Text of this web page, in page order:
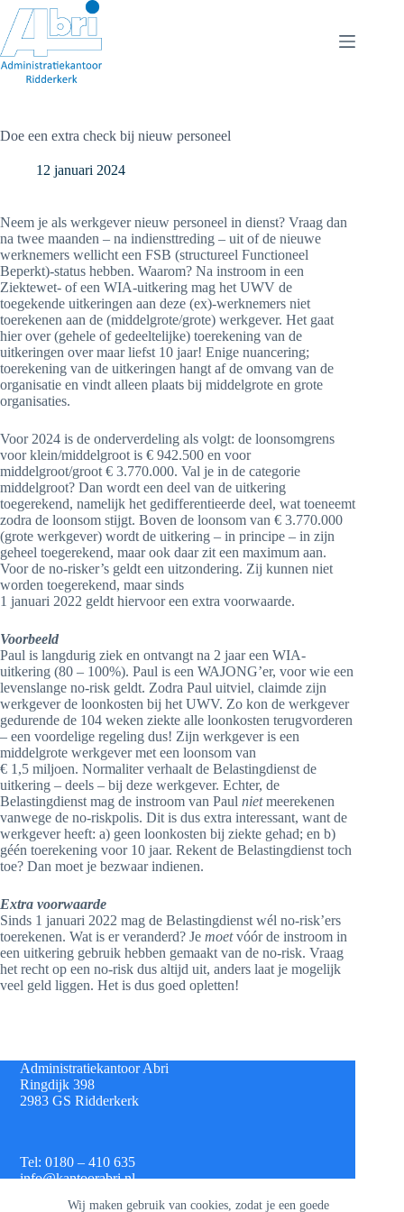
naar
de
inhoud
Wij maken gebruik van cookies, zodat je een goede
Doe een extra check bij nieuw personeel
12 januari 2024
Neem je als werkgever nieuw personeel in dienst? Vraag dan
na twee maanden – na indiensttreding – uit of de nieuwe
werknemers wellicht een FSB (structureel Functioneel
Beperkt)-status hebben. Waarom? Na instroom in een
Ziektewet- of een WIA-uitkering mag het UWV de
toegekende uitkeringen aan deze (ex)-werknemers niet
toerekenen aan de (middelgrote/grote) werkgever. Het gaat
hier over (gehele of gedeeltelijke) toerekening van de
uitkeringen over maar liefst 10 jaar! Enige nuancering;
toerekening van de uitkeringen hangt af de omvang van de
organisatie en vindt alleen plaats bij middelgrote en grote
organisaties.
Voor 2024 is de onderverdeling als volgt: de loonsomgrens
voor klein/middelgroot is € 942.500 en voor
middelgroot/groot € 3.770.000. Val je in de categorie
middelgroot? Dan wordt een deel van de uitkering
toegerekend, namelijk het gedifferentieerde deel, wat toeneemt
zodra de loonsom stijgt. Boven de loonsom van € 3.770.000
(grote werkgever) wordt de uitkering – in principe – in zijn
geheel toegerekend, maar ook daar zit een maximum aan.
Voor de no-risker’s geldt een uitzondering. Zij kunnen niet
worden toegerekend, maar sinds
1 januari 2022 geldt hiervoor een extra voorwaarde.
Voorbeeld
Paul is langdurig ziek en ontvangt na 2 jaar een WIA-
uitkering (80 – 100%). Paul is een WAJONG’er, voor wie een
levenslange no-risk geldt. Zodra Paul uitviel, claimde zijn
werkgever de loonkosten bij het UWV. Zo kon de werkgever
gedurende de 104 weken ziekte alle loonkosten terugvorderen
– een voordelige regeling dus! Zijn werkgever is een
middelgrote werkgever met een loonsom van
€ 1,5 miljoen. Normaliter verhaalt de Belastingdienst de
uitkering – deels – bij deze werkgever. Echter, de
Belastingdienst mag de instroom van Paul nietmeerekenen
vanwege de no-riskpolis. Dit is dus extra interessant, want de
werkgever heeft: a) geen loonkosten bij ziekte gehad; en b)
géén toerekening voor 10 jaar. Rekent de Belastingdienst toch
toe? Dan moet je bezwaar indienen.
Extra voorwaarde
Sinds 1 januari 2022 mag de Belastingdienst wél no-risk’ers
toerekenen. Wat is er veranderd? Je moetvóór de instroom in
een uitkering gebruik hebben gemaakt van de no-risk. Vraag
het recht op een no-risk dus altijd uit, anders laat je mogelijk
veel geld liggen. Het is dus goed opletten!
Administratiekantoor Abri
Ringdijk 398
2983 GS Ridderkerk
Tel: 0180 – 410 635
info@kantoorabri.nl